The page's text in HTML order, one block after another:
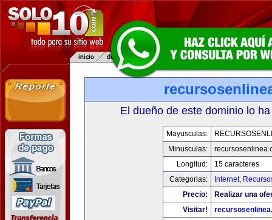
El dueño de este dominio lo
Mayusculas:
Minusculas:
Longitud:
15 caracteres
Categorias:
Internet,
Precio:
Realizar una
Visitar!